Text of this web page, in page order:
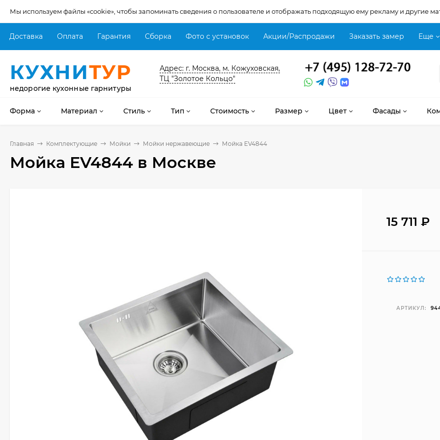
Мы используем файлы «cookie», чтобы запоминать сведения о пользователе и отображать подходящую ему рекламу и другие
Доставка Оплата Гарантия Сборка Фото с установок Акции/Распродажи Заказать замер Еще
КУХНИТУР
недорогие кухонные гарнитуры
Адрес: г. Москва, м. Кожуховская,
ТЦ "Золотое Кольцо"
Форма Материал Стиль Тип Стоимость Размер Цвет Фасады
Главная Комплектующие Мойки Мойки нержавеющие Мойка EV4844
Мойка EV4844 в Москве
15 711₽
АРТИКУЛ: